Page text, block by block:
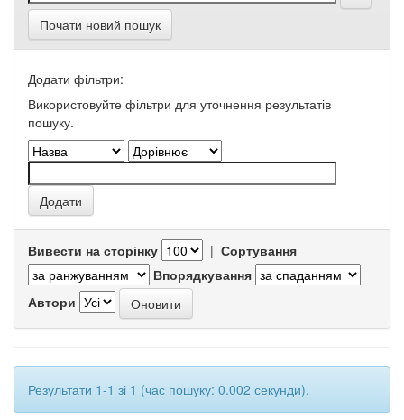
Почати новий пошук
Додати фільтри:
Використовуйте фільтри для уточнення результатів
пошуку.
Вивести на сторінку | Сортування
Впорядкування
Автори
Результати 1-1 зі 1 (час пошуку: 0.002 секунди).